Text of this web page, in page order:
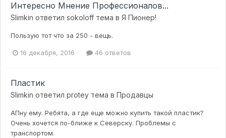
Интересно Мнение Профессионалов...
Slimkin ответил sokoloff тема в Я Пионер!
Пользую тот что за 250 - вещь.
16 декабря, 2016 46 ответов
Пластик
Slimkin ответил protey тема в Продавцы
АПну ему. Ребята, а где еще можно купить такой пластик?
Очень хочется по-ближе к Северску. Проблемы с
транспортом.